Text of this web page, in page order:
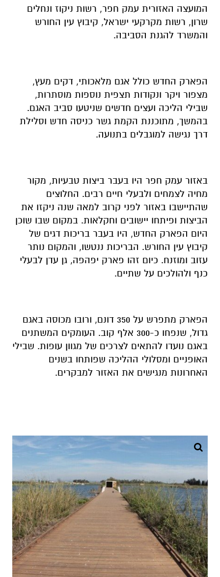
המועצה האזורית עמק חפר, רשות ניקוז ונחלים
שרון, רשות מקרקעי ישראל, קיבוץ עין החורש
והמשרד להגנת הסביבה.
הפארק החדש כולל אגם מלאכותי, דקים מעץ,
מצפור ויקר ונקודות תצפית נוספות מוסתרות,
שבילי הליכה ועצים חדשים שניטעו סביב האגם.
בהמשך, מתוכננת הקמת גשר כניסה חדש וסלילת
דרך נגישה למוגבלים בתנועה.
באזור עמק חפר היו בעבר ביצות טבעיות, מקור
מחיה לצמחים ולבעלי חיים רבים. החלוצים
שהתיישבו באזור לפני קרוב למאה שנה ניקזו את
הביצות ופיתחו יישובים וחקלאות. במקום שבו שוכן
היום הפארק החדש, היו בעבר בריכות דגים של
קיבוץ עין החורש. הבריכות ננטשו, והמקום נותר
עזוב ומוזנח. כיום זהו פארק יפהפה, גן עדן לבעלי
כנף ולהולכים על שתיים.
הפארק מתפרש על 350 דונם, ורובו מכוסה באגם
גדול, שנפחו כ-300 אלף קוב. העומקים המשתנים
באגם נועדו להתאים לצרכים של מגוון עופות. שבילי
האופניים ומסלולי ההליכה שפותחו בשנים
האחרונות מנגישים את האזור למבקרים.